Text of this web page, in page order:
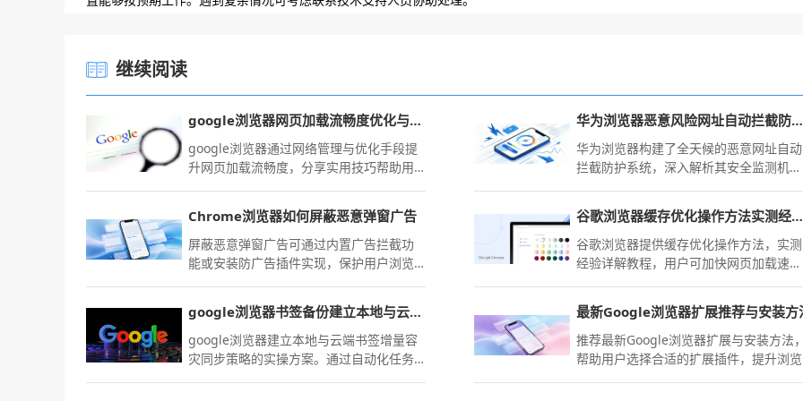
继续阅读
google浏览器网页加载流畅度优化与网络管理技巧
google浏览器通过网络管理与优化手段提
升网页加载流畅度，分享实用技巧帮助用
华为浏览器恶意风险网址自动拦截防护功能详解
华为浏览器构建了全天候的恶意网址自动
拦截防护系统，深入解析其安全监测机
骗与病毒链接的风险。
Chrome浏览器如何屏蔽恶意弹窗广告
屏蔽恶意弹窗广告可通过内置广告拦截功
能或安装防广告插件实现，保护用户浏览
谷歌浏览器缓存优化操作方法实测经验详解
谷歌浏览器提供缓存优化操作方法，实测
经验详解教程，用户可加快网页加载速
google浏览器书签备份建立本地与云端增量更新同步策略
google浏览器建立本地与云端书签增量容
灾同步策略的实操方案。通过自动化任务
最新Google浏览器扩展推荐与安装方
推荐最新Google浏览器扩展与安装方法
帮助用户选择合适的扩展插件，提升浏览